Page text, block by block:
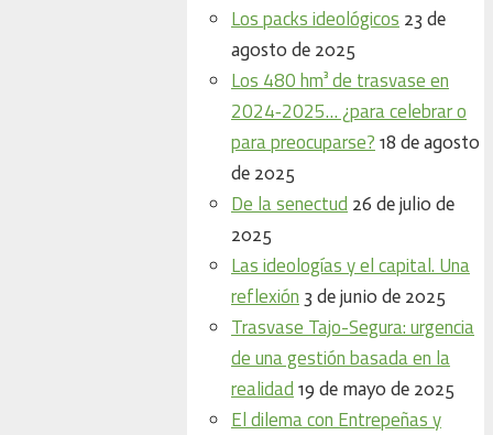
Los packs ideológicos 23 de
agosto de 2025
Los 480 hm³ de trasvase en
2024‑2025… ¿para celebrar o
para preocuparse? 18 de agosto
de 2025
De la senectud 26 de julio de
2025
Las ideologías y el capital. Una
reflexión 3 de junio de 2025
Trasvase Tajo-Segura: urgencia
de una gestión basada en la
realidad 19 de mayo de 2025
El dilema con Entrepeñas y